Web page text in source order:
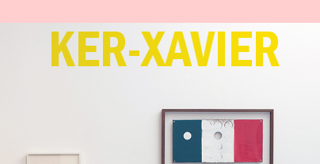
KER-XAVIER